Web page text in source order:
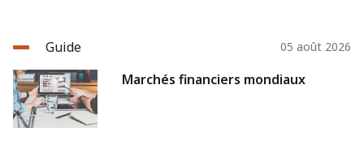
Guide 05 août 2026
Marchés financiers mondiaux